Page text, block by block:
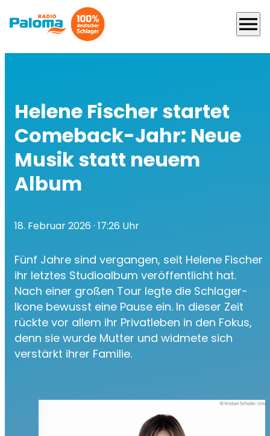
menu
Helene Fischer startet
Comeback-Jahr: Neue
Musik statt neuem
Album
18. Februar 2026· 17:26 Uhr
Fünf Jahre sind vergangen, seit Helene Fischer
ihr letztes Studioalbum veröffentlicht hat.
Nach einer großen Tour legte die Schlager-
Ikone bewusst eine Pause ein. In dieser Zeit
rückte vor allem ihr Privatleben in den Fokus,
denn sie wurde Mutter und widmete sich
verstärkt ihrer Familie.